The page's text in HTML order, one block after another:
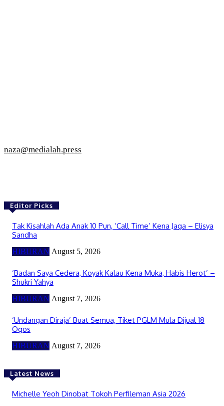
naza@medialah.press
Editor Picks
Tak Kisahlah Ada Anak 10 Pun, ‘Call Time’ Kena Jaga – Elisya
Sandha
HIBURAN August 5, 2026
‘Badan Saya Cedera, Koyak Kalau Kena Muka, Habis Herot’ –
Shukri Yahya
HIBURAN August 7, 2026
‘Undangan Diraja’ Buat Semua, Tiket PGLM Mula Dijual 18
Ogos
HIBURAN August 7, 2026
Latest News
Michelle Yeoh Dinobat Tokoh Perfileman Asia 2026